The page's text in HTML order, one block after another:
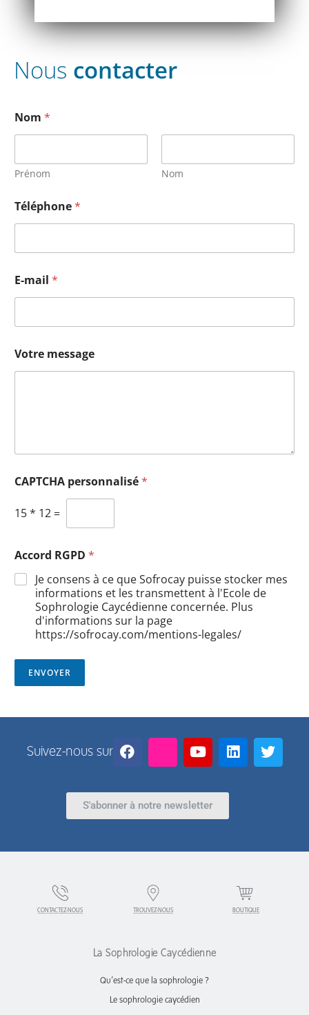
Nous contacter
Nom *
Prénom Nom
Téléphone*
E-mail *
Votre message
CAPTCHA personnalisé*
15* 12 =
Accord RGPD *
Je consens à ce que Sofrocay puisse stocker mes
informations et les transmettent à l'Ecole de
Sophrologie Caycédienne concernée. Plus
d'informations sur la page
https://sofrocay.com/mentions-legales/
ENVOYER
Suivez-nous sur
S'abonner à notre newsletter
CONTACTEZ-NOUS TROUVEZ-NOUS BOUTIQUE
La Sophrologie Caycédienne
Qu’est-ce que la sophrologie ?
Le sophrologie caycédien